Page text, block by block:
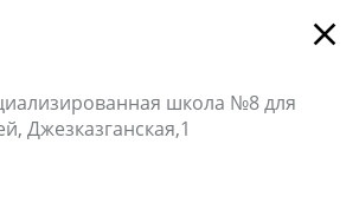
школа №8 для
Джезказганская,1
close